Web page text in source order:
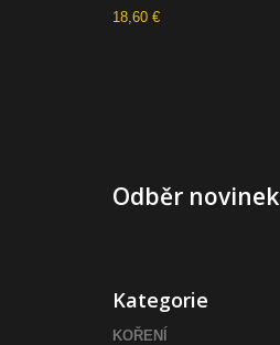
18,60 €
Odběr novinek
Kategorie
KOŘENÍ